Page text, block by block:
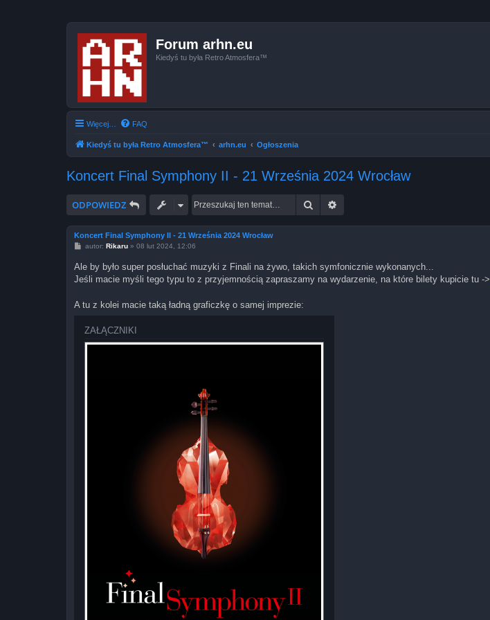
Forum arhn.eu
Kiedyś tu była Retro Atmosfera™
Więcej… FAQ
Kiedyś tu była Retro Atmosfera™ arhn.eu Ogłoszenia
Koncert Final Symphony II - 21 Września 2024 Wrocław
ODPOWIEDZ Szukaj
Koncert Final Symphony II - 21 Września 2024 Wrocław
P
t
autor: Rikaru» 08 lut 2024, 12:06
Ale by było super posłuchać muzyki z Finali na żywo, takich symfonicznie wykonanych...
Jeśli macie myśli tego typu to z przyjemnością zapraszamy na wydarzenie, na które bilety kupicie tu ->
A tu z kolei macie taką ładną graficzkę o samej imprezie:
ZAŁĄCZNIKI